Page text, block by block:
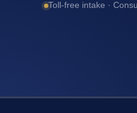
Toll-free intake ·